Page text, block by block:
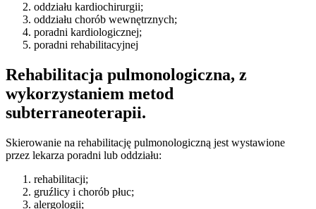
oddziału kardiochirurgii;
oddziału chorób wewnętrznych;
poradni kardiologicznej;
poradni rehabilitacyjnej
Rehabilitacja pulmonologiczna, z
wykorzystaniem metod
subterraneoterapii.
Skierowanie na rehabilitację pulmonologiczną jest wystawione
przez lekarza poradni lub oddziału:
rehabilitacji;
gruźlicy i chorób płuc;
alergologii;